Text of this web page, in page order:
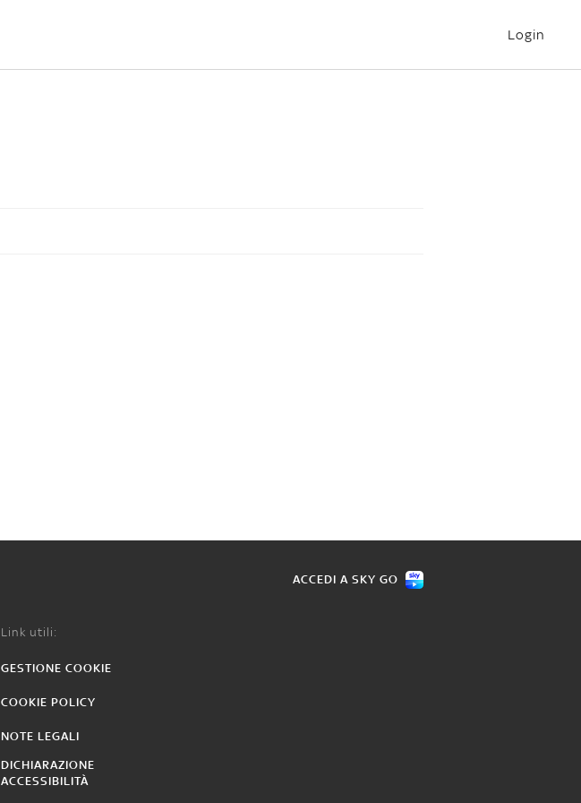
Login
ACCEDI A SKY GO
Link utili:
GESTIONE COOKIE
COOKIE POLICY
NOTE LEGALI
DICHIARAZIONE
ACCESSIBILITÀ